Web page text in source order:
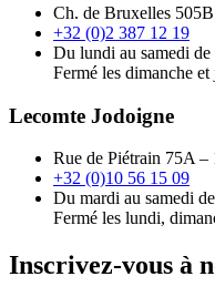
Ch. de Bruxelles
+32 (0)2 387 12 19
Du lundi au samedi de
Fermé les dimanche et
Lecomte Jodoigne
Rue de Piétrain 75A –
+32 (0)10 56 15 09
Du mardi au samedi
Fermé les lundi,
Inscrivez-vous à